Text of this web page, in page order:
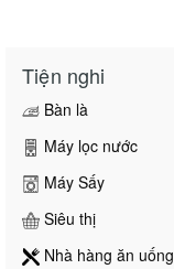
Tiện nghi
Bàn là
Máy lọc nước
Máy Sấy
Siêu thị
Nhà hàng ăn uống